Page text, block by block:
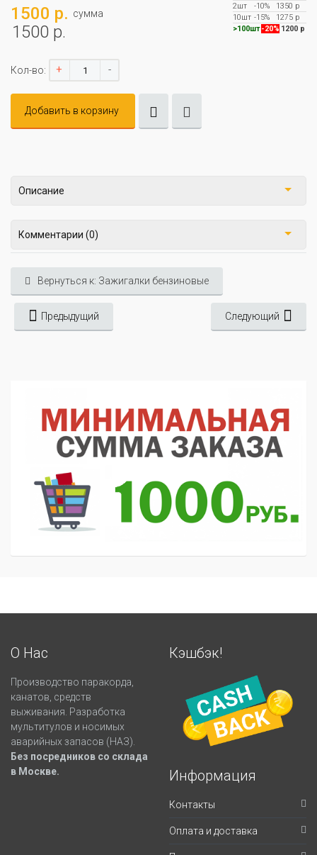
1500 р. сумма
1500 р.
2шт
-10%
1350 р
10шт -15%
1275 р
>100шт -20% 1200 р
Кол-во: + -
Добавить в корзину
Описание
Комментарии (0)
Вернуться к: Зажигалки бензиновые
Предыдущий Следующий
О Нас
Производство паракорда,
канатов, средств
выживания. Разработка
мультитулов и носимых
аварийных запасов (НАЗ).
Без посредников со склада
в Москве.
Кэшбэк!
Информация
Контакты
Оплата и доставка